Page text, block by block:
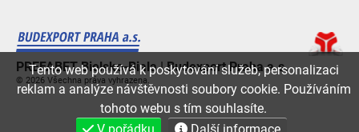
PREFABET Bielsko-Biala | Budexport Praha a.s.
© 2026 Všechna práva vyhrazena.
Tento web používá k poskytování služeb, personalizaci
reklam a analýze návštěvnosti soubory cookie. Používáním
tohoto webu s tím souhlasíte.
V pořádku
Další informace